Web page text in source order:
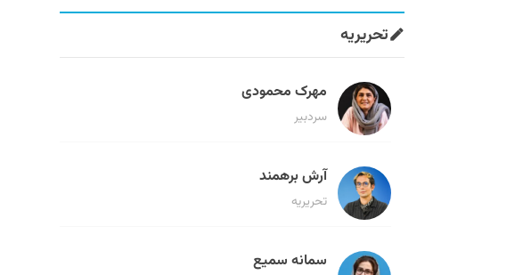
تحریریه
مهرک محمودی
سردبیر
آرش برهمند
تحریریه
سمانه سمیع